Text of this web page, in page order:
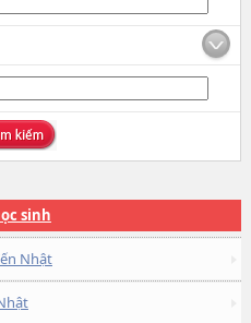
sinh
Nhật